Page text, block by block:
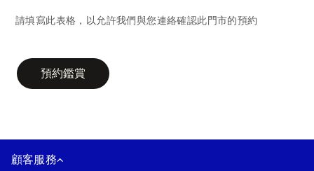
請填寫此表格，以允許我們與您連絡確認此門市的預約
預約鑑賞
顧客服務